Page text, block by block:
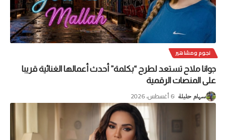
نجوم ومشاهير
جوانا ملاح تستعد لطرح “بكلمة” أحدث أعمالها الغنائية قريبا
على المنصات الرقمية
سهام حليلة 6 أغسطس، 2026